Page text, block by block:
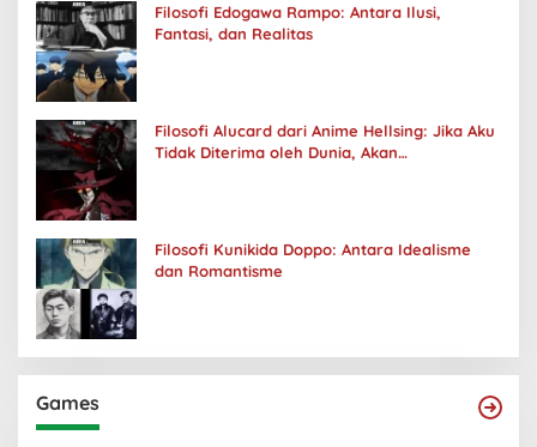
Filosofi Edogawa Rampo: Antara Ilusi,
Fantasi, dan Realitas
Filosofi Alucard dari Anime Hellsing: Jika Aku
Tidak Diterima oleh Dunia, Akan
Filosofi Kunikida Doppo: Antara Idealisme
dan Romantisme
Games